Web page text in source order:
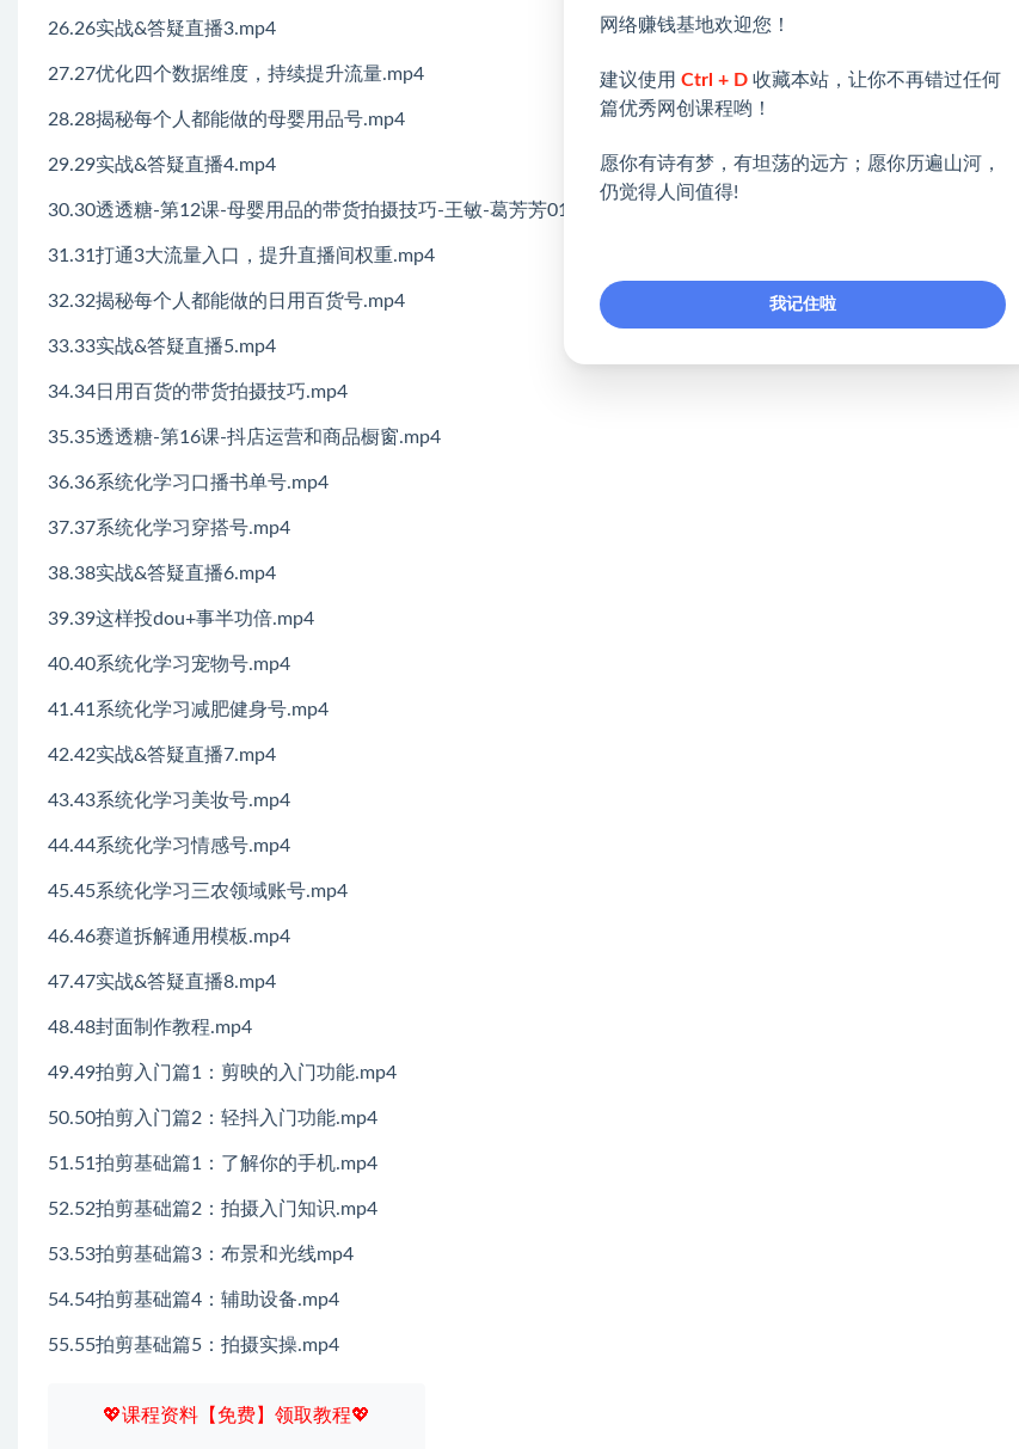
26.26实战&答疑直播3.mp4
27.27优化四个数据维度，持续提升流量.mp4
28.28揭秘每个人都能做的母婴用品号.mp4
29.29实战&答疑直播4.mp4
30.30透透糖-第12课-母婴用品的带货拍摄技巧-王敏-葛芳芳01.mp4
31.31打通3大流量入口，提升直播间权重.mp4
32.32揭秘每个人都能做的日用百货号.mp4
33.33实战&答疑直播5.mp4
34.34日用百货的带货拍摄技巧.mp4
35.35透透糖-第16课-抖店运营和商品橱窗.mp4
36.36系统化学习口播书单号.mp4
37.37系统化学习穿搭号.mp4
38.38实战&答疑直播6.mp4
39.39这样投dou+事半功倍.mp4
40.40系统化学习宠物号.mp4
41.41系统化学习减肥健身号.mp4
42.42实战&答疑直播7.mp4
43.43系统化学习美妆号.mp4
44.44系统化学习情感号.mp4
45.45系统化学习三农领域账号.mp4
46.46赛道拆解通用模板.mp4
47.47实战&答疑直播8.mp4
48.48封面制作教程.mp4
49.49拍剪入门篇1：剪映的入门功能.mp4
50.50拍剪入门篇2：轻抖入门功能.mp4
51.51拍剪基础篇1：了解你的手机.mp4
52.52拍剪基础篇2：拍摄入门知识.mp4
53.53拍剪基础篇3：布景和光线mp4
54.54拍剪基础篇4：辅助设备.mp4
55.55拍剪基础篇5：拍摄实操.mp4
💖课程资料【免费】领取教程💖
网络赚钱基地欢迎您！
建议使用 Ctrl + D 收藏本站，让你不再错过任何
篇优秀网创课程哟！
愿你有诗有梦，有坦荡的远方；愿你历遍山河，
仍觉得人间值得!
我记住啦